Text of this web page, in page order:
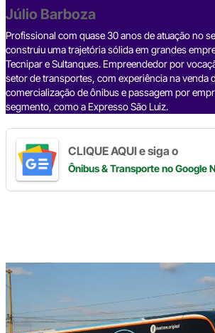
o
k
Júlio Barboza
Profissional com quase 30 anos de atuação no
construiu uma trajetória sólida em grandes
Tecnipar e Sultanques. Empreendedor por
setor de transportes, com experiência na venda
comercialização de ônibus e passagem por
segmento, como a Expresso São Luiz.
CLIQUE AQUI e siga o
Ônibus & Transporteno Google
Digite
aqui
o
seu
e-